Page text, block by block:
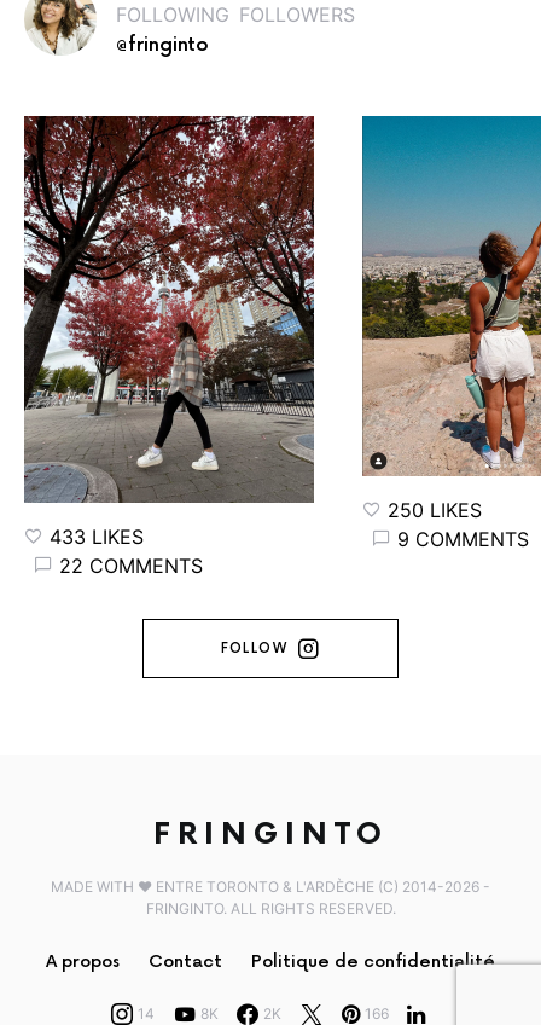
FOLLOWING FOLLOWERS
@fringinto
433 LIKES
22 COMMENTS
250 LIKES
9 COMMENTS
FOLLOW
FRINGINTO
MADE WITH ♥️ ENTRE TORONTO & L'ARDÈCHE (C) 2014-2026 -
FRINGINTO. ALL RIGHTS RESERVED.
A propos Contact Politique de confidentialité
14 8K 2K 166